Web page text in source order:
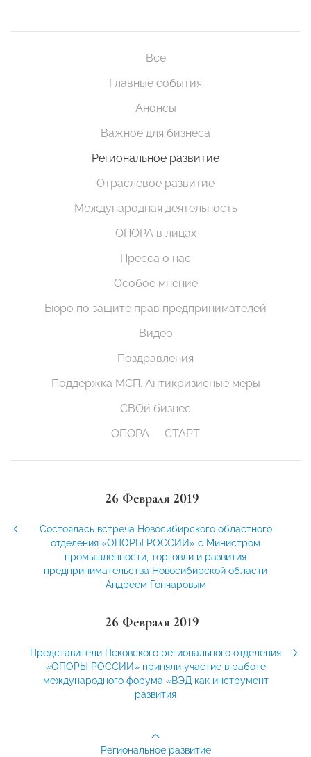
Все
Главные события
Анонсы
Важное для бизнеса
Региональное развитие
Отраслевое развитие
Международная деятельность
ОПОРА в лицах
Пресса о нас
Особое мнение
Бюро по защите прав предпринимателей
Видео
Поздравления
Поддержка МСП. Антикризисные меры
СВОй бизнес
ОПОРА — СТАРТ
26 Февраля 2019
Состоялась встреча Новосибирского областного
отделения «ОПОРЫ РОССИИ» с Министром
промышленности, торговли и развития
предпринимательства Новосибирской области
Андреем Гончаровым
26 Февраля 2019
Представители Псковского регионального отделения
«ОПОРЫ РОССИИ» приняли участие в работе
международного форума «ВЭД как инструмент
развития
Региональное развитие